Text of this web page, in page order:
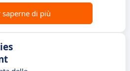
saperne di più